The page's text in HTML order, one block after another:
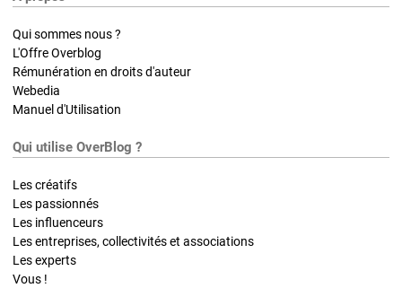
Qui sommes nous ?
L'Offre Overblog
Rémunération en droits d'auteur
Webedia
Manuel d'Utilisation
Qui utilise OverBlog ?
Les créatifs
Les passionnés
Les influenceurs
Les entreprises, collectivités et associations
Les experts
Vous !